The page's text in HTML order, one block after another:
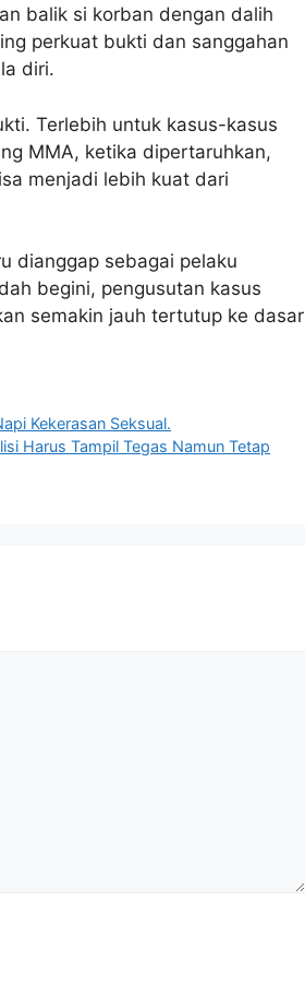
balik si korban dengan dalih
perkuat bukti dan sanggahan
diri.
Terlebih untuk kasus-kasus
MMA, ketika dipertaruhkan,
menjadi lebih kuat dari
dianggap sebagai pelaku
begini, pengusutan kasus
semakin jauh tertutup ke dasar
Kekerasan Seksual.
Harus Tampil Tegas Namun Tetap